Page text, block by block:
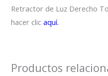
Retractor de Luz Derecho
hacer clicaquí.
Productos